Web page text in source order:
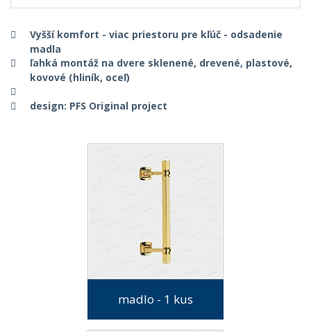
Vyšší komfort - viac priestoru pre kľúč - odsadenie
madla
ľahká montáž na dvere sklenené, drevené, plastové,
kovové (hliník, oceľ)
design: PFS Original project
madlo - 1 kus